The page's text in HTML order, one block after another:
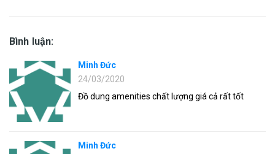
Bình luận:
Minh Đức
24/03/2020
Đồ dung amenities chất lượng giá cả rất tốt
Minh Đức